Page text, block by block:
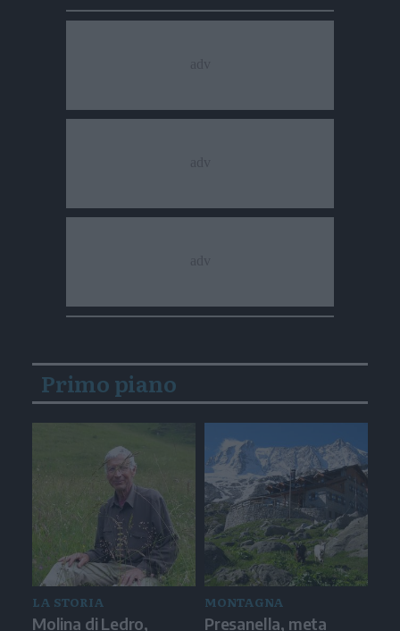
Primo piano
LA STORIA
Molina di Ledro,
MONTAGNA
Presanella, meta